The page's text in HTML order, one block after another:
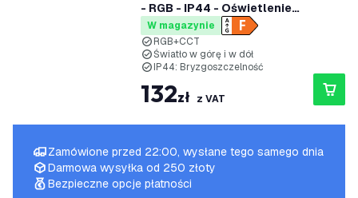
- RGB - IP44 - Oświetlenie
Ogrodowe
W magazynie
RGB+CCT
Światło w górę i w dół
IP44: Bryzgoszczelność
132zł z VAT
Zamówione przed 22:00, wysłane tego samego dnia
Darmowa wysyłka od 250 złoty
Bezpieczne opcje płatności